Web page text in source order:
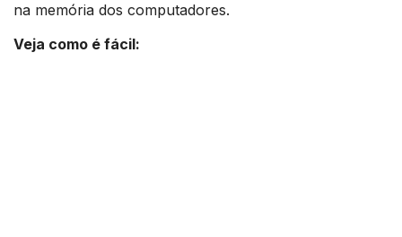
na memória dos computadores.
Veja como é fácil: